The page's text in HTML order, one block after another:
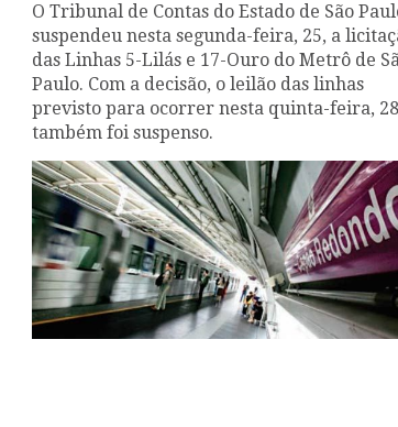
O Tribunal de Contas do Estado de São
suspendeu nesta segunda-feira, 25, a
das Linhas 5-Lilás e 17-Ouro do Metrô de
Paulo. Com a decisão, o leilão das linhas
previsto para ocorrer nesta quinta-feira,
também foi suspenso.